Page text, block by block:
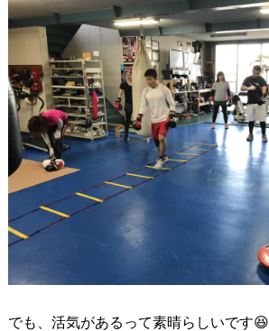
でも、活気があるって素晴らしいです😆